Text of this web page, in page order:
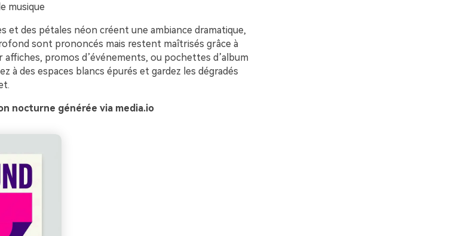
musique
et des pétales néon créent une ambiance dramatique,
sont prononcés mais restent maîtrisés grâce à
affiches, promos d’événements, ou pochettes d’album
à des espaces blancs épurés et gardez les dégradés
nocturne générée via media.io